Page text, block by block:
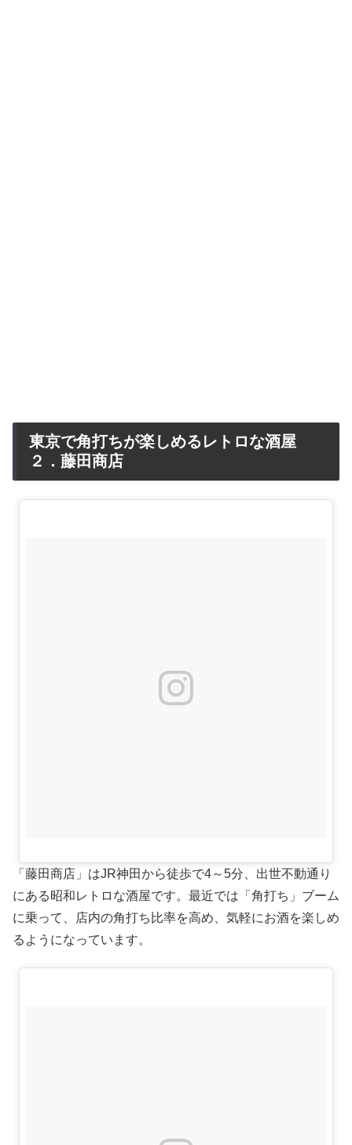
東京で角打ちが楽しめるレトロな酒屋
２．藤田商店
「藤田商店」はJR神田から徒歩で4～5分、出世不動通り
にある昭和レトロな酒屋です。最近では「角打ち」ブーム
に乗って、店内の角打ち比率を高め、気軽にお酒を楽しめ
るようになっています。